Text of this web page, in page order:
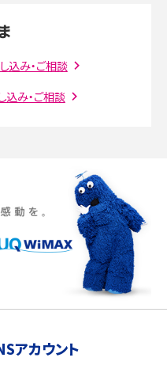
バレる？バレるケースや撮り方も解
ない時の対処法を解説
？サイズやスペックを比較して解説
・機能の違いをわかりやすく紹介
イズ・カメラ性能の違いを徹底解説
ペック・機能を徹底比較
み・ご相談
み・ご相談
アカウント